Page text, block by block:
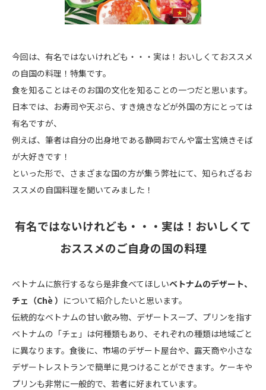
今回は、有名ではないけれども・・・実は！おいしくておススメ
の自国の料理！特集です。
食を知ることはそのお国の文化を知ることの一つだと思います。
日本では、お寿司や天ぷら、すき焼きなどが外国の方にとっては
有名ですが、
例えば、筆者は自分の出身地である静岡おでんや富士宮焼きそば
が大好きです！
といった形で、さまざまな国の方が集う弊社にて、知られざるお
ススメの自国料理を聞いてみました！
有名ではないけれども・・・実は！おいしくて
おススメのご自身の国の料理
ベトナムに旅行するなら是非食べてほしいベトナムのデザート、
チェ（Chè ） について紹介したいと思います。
伝統的なベトナムの甘い飲み物、デザートスープ、プリンを指す
ベトナムの「チェ」は何種類もあり、それぞれの種類は地域ごと
に異なります。食後に、市場のデザート屋台や、露天商や小さな
デザートレストランで簡単に見つけることができます。ケーキや
プリンも非常に一般的で、若者に好まれています。